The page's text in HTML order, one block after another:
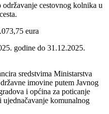
održavanje cestovnog kolnika u
eura
godine do 31.12.2025.
sredstvima Ministarstva
imovine putem Javnog
i općina za poticanje
ujednačavanje komunalnog